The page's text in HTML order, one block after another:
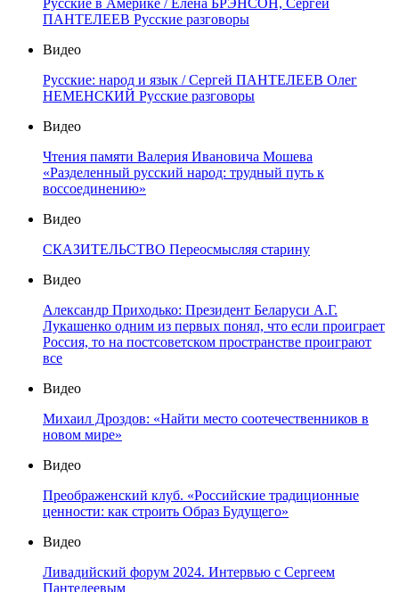
Русские в Америке / Елена БРЭНСОН, Сергей
ПАНТЕЛЕЕВ Русские разговоры
Видео
Русские: народ и язык / Сергей ПАНТЕЛЕЕВ Олег
НЕМЕНСКИЙ Русские разговоры
Видео
Чтения памяти Валерия Ивановича Мошева
«Разделенный русский народ: трудный путь к
воссоединению»
Видео
СКАЗИТЕЛЬСТВО Переосмысляя старину
Видео
Александр Приходько: Президент Беларуси А.Г.
Лукашенко одним из первых понял, что если проиграет
Россия, то на постсоветском пространстве проиграют
все
Видео
Михаил Дроздов: «Найти место соотечественников в
новом мире»
Видео
Преображенский клуб. «Российские традиционные
ценности: как строить Образ Будущего»
Видео
Ливадийский форум 2024. Интервью с Сергеем
Пантелеевым